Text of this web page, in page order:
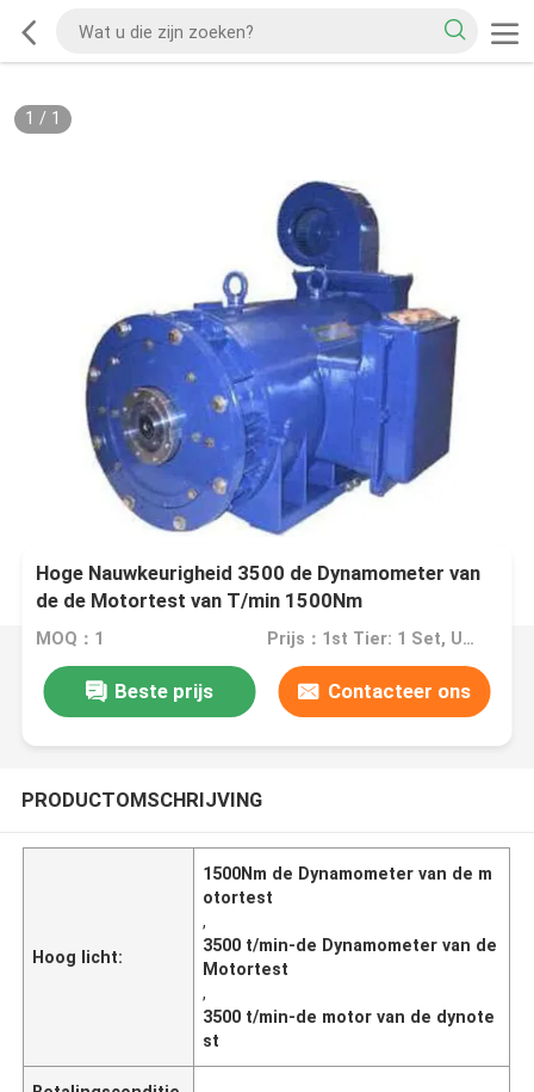
1 / 1
Hoge Nauwkeurigheid 3500 de Dynamometer van
de de Motortest van T/min 1500Nm
MOQ：1 Prijs：1st Tier: 1 Set, Unit Price USD 3.00 2nd Tier: 2-5 Sets, Unit Price USD 2.00 3rd Tier: Over 5 Sets, Unit Price USD 1.00
Beste prijs Contacteer ons
PRODUCTOMSCHRIJVING
Hoog licht:
1500Nm de Dynamometer van de m
otortest
,
3500 t/min-de Dynamometer van de
Motortest
,
3500 t/min-de motor van de dynote
st